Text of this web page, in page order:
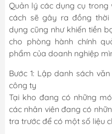
Quản lý các dụng cụ
cách sẽ gây ra đồng
dụng cũng như khiến tiền
cho phòng hành chính
phẩm của doanh nghiệp
Bước 1: Lập danh sách
công ty
Tại kho đang có những
các nhân viên đang có
tra trước để có một số liệu